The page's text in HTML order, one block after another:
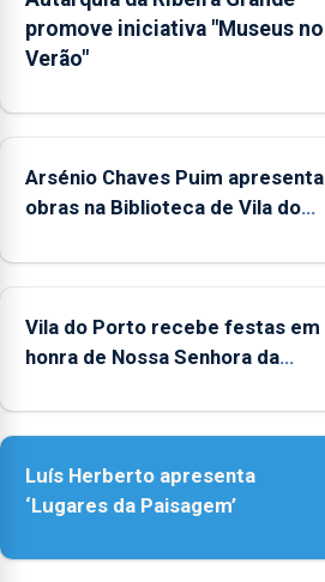
de
Museus
sábados
o mês
de
entre as
as
18h00.
promove iniciativa "Museus no
Verão"
Arsénio Chaves Puim apresenta
obras na Biblioteca de Vila do
Vila do Porto recebe festas em
honra de Nossa Senhora da
Luís Herberto apresenta
‘Lugares da Paisagem’